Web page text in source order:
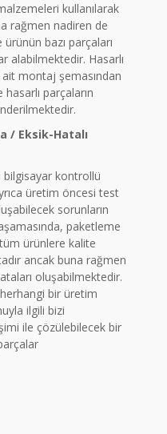
kullanılarak
rağmen nadiren de
bazı parçaları
alabilmektedir. Hasarlı
ait montaj şemasından
parçaların
/ Eksik-Hatalı
kontrollü
üretim öncesi test
sorunların
paketleme
ürünlere kalite
ancak buna rağmen
oluşabilmektedir.
bir üretim
ilgili bizi
ile çözülebilecek bir